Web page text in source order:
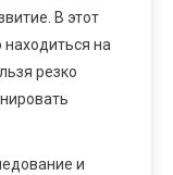
В этот
находиться на
резко
и